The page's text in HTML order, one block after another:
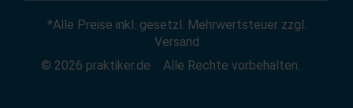
Widerrufsrecht
News
Zum Händler-Login
Affiliate Partnerprogramm
*Alle Preise inkl. gesetzl. Mehrwertsteuer zzgl.
Versand
© 2026 praktiker.de
Alle Rechte vorbehalten.